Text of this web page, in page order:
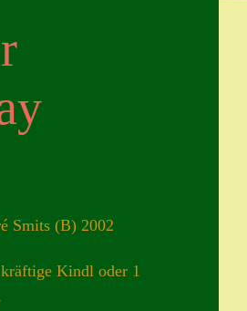
Smits (B) 2002
Kindl oder 1